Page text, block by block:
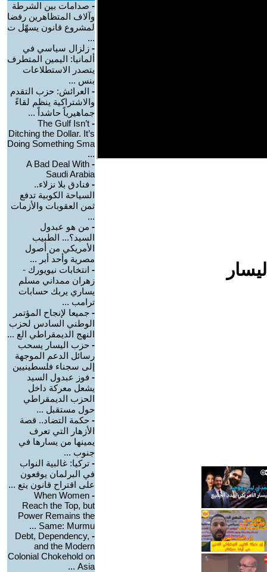
- صدامات بين الشرطة
وآلاف المتظاهرين رفضا
لمشروع قانون يسهّل ت
...
- زلزال سياسي في
ألمانيا: اليمين المتطرف
يتصدر الاستطلاعات
بنس ...
- العرائش: حزب التقدم
والاشتراكية ينظم لقاءً
جماهيرياً حاشداً ...
-
The Gulf Isn’t
Ditching the Dollar. It’s
Doing Something Sma
...
-
A Bad Deal With
Saudi Arabia
- فنادق بلا نزلاء..
السياحة الكوبية تدفع
ثمن العقوبات والأزمات
...
- من هو عبدول
السيد؟... الطبيب
الأمريكي من أصول
مصرية وأحد أبر ...
- انتخابات نيويورك -
زهران ممداني مسلم
يساري يربك حسابات
ترامب ...
- جميعا لإنجاح المؤتمر
الوطني السادس لحزب
النهج الديمقراطي الع ...
- حزب اليسار يسحب
رسائل الدعم الموجهة
إلى سجناء فلسطينيين
- فوز عبدول السيد
يشعل معركة داخل
الحزب الديمقراطي
حول مستقبل ...
- حكمة التضاد.. قصة
الأزهار التي تعرف
يمينها من يسارها في
جنوب ...
- تركيا: غالبية النواب
في البرلمان يوقعون
على اقتراح قانون يتع ...
-
When Women
Reach the Top, but
Power Remains the
Same: Murmu ...
-
Debt, Dependency,
and the Modern
Colonial Chokehold on
Asia ...